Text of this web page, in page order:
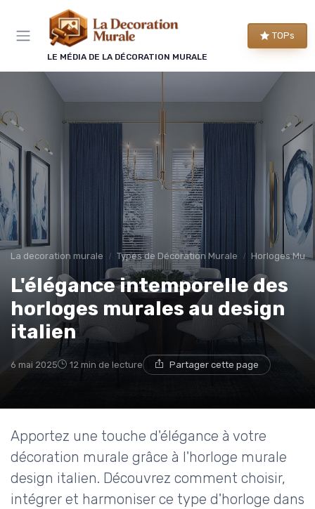
LE MÉDIA DE LA DÉCORATION MURALE
TOPs
La decoration murale Types de Décoration Murale Horloges
L'élégance intemporelle des
horloges murales au design
italien
6 mai 2025 12 min de lecture Partager cette page
Apportez une touche d'élégance à votre
décoration murale grâce à l'horloge murale
design italien. Découvrez comment choisir,
intégrer et harmoniser ce type d'horloge dans
Panneau de gestion des cookies